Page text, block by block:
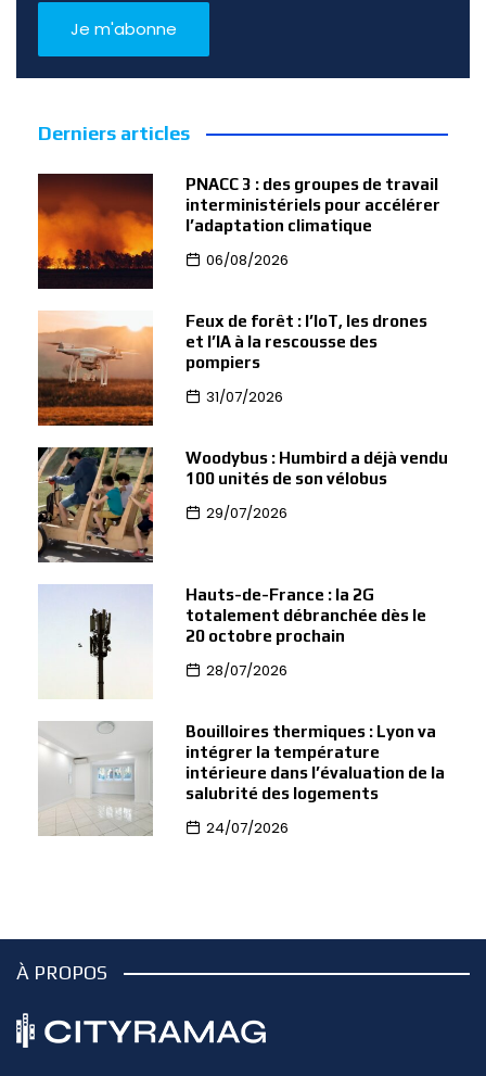
Derniers articles
PNACC 3 : des groupes de travail
interministériels pour accélérer
l’adaptation climatique
06/08/2026
Feux de forêt : l’IoT, les drones
et l’IA à la rescousse des
pompiers
31/07/2026
Woodybus : Humbird a déjà vendu
100 unités de son vélobus
29/07/2026
Hauts-de-France : la 2G
totalement débranchée dès le
20 octobre prochain
28/07/2026
Bouilloires thermiques : Lyon va
intégrer la température
intérieure dans l’évaluation de la
salubrité des logements
24/07/2026
À PROPOS